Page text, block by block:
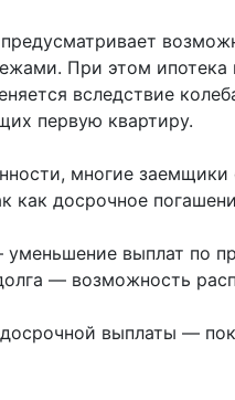
При этом
вследствие
первую квартиру.
многие
как досрочное
уменьшение выплат по
— возможность
выплаты —